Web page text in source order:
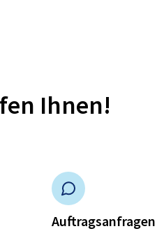
Ihnen!
Auftragsanfragen